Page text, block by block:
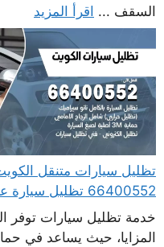
السقف ... اقرأ المزيد
تظليل سيارات متنقل
66400552 تظليل سيارة عازل حراري
خدمة تظليل سيارات توفر
المزايا، حيث يساعد في